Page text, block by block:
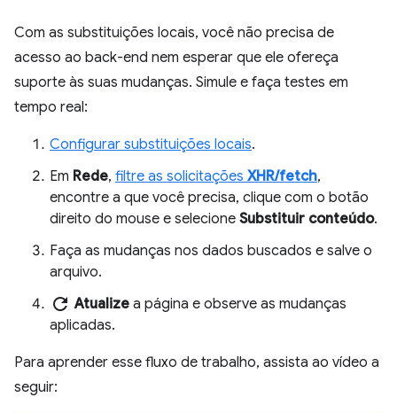
Com as substituições locais, você não precisa de
acesso ao back-end nem esperar que ele ofereça
suporte às suas mudanças. Simule e faça testes em
tempo real:
Configurar substituições locais.
Em Rede, filtre as solicitações XHR/fetch,
encontre a que você precisa, clique com o botão
direito do mouse e selecione Substituir conteúdo.
Faça as mudanças nos dados buscados e salve o
arquivo.
refresh Atualize a página e observe as mudanças
aplicadas.
Para aprender esse fluxo de trabalho, assista ao vídeo a
seguir: